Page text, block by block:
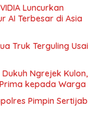
Luncurkan
AI Terbesar di Asia
Truk Terguling Usai
Ngrejek Kulon,
kepada Warga
Pimpin Sertijab